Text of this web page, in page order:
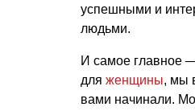
успешными и
людьми.
И самое главное
для женщины, мы
вами начинали.